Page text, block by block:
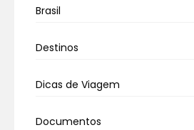
Brasil
Destinos
Dicas de Viagem
Documentos